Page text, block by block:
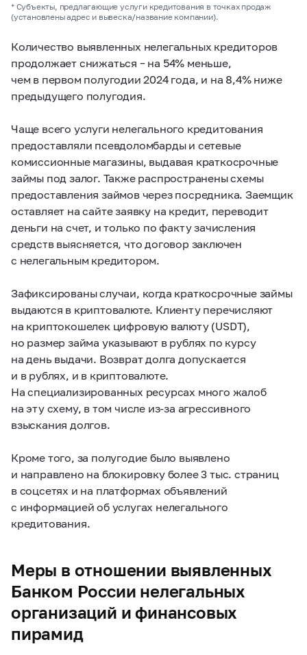
* Субъекты, предлагающие услуги кредитования в точках продаж
(установлены адрес и вывеска/название компании).
Количество выявленных нелегальных кредиторов
продолжает снижаться – на 54% меньше,
чем в первом полугодии 2024 года, и на 8,4% ниже
предыдущего полугодия.
Чаще всего услуги нелегального кредитования
предоставляли псевдоломбарды и сетевые
комиссионные магазины, выдавая краткосрочные
займы под залог. Также распространены схемы
предоставления займов через посредника. Заемщик
оставляет на сайте заявку на кредит, переводит
деньги на счет, и только по факту зачисления
средств выясняется, что договор заключен
с нелегальным кредитором.
Зафиксированы случаи, когда краткосрочные займы
выдаются в криптовалюте. Клиенту перечисляют
на криптокошелек цифровую валюту (USDT),
но размер займа указывают в рублях по курсу
на день выдачи. Возврат долга допускается
и в рублях, и в криптовалюте.
На специализированных ресурсах много жалоб
на эту схему, в том числе из-за агрессивного
взыскания долгов.
Кроме того, за полугодие было выявлено
и направлено на блокировку более 3 тыс. страниц
в соцсетях и на платформах объявлений
с информацией об услугах нелегального
кредитования.
Меры в отношении выявленных
Банком России нелегальных
организаций и финансовых
пирамид